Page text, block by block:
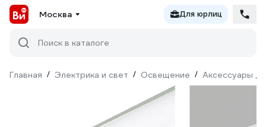
Москва Для юрлиц
Поиск в каталоге
Главная / Электрика и свет / Освещение / Аксессуары